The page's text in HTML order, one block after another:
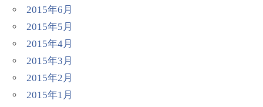
2015年6月
2015年5月
2015年4月
2015年3月
2015年2月
2015年1月